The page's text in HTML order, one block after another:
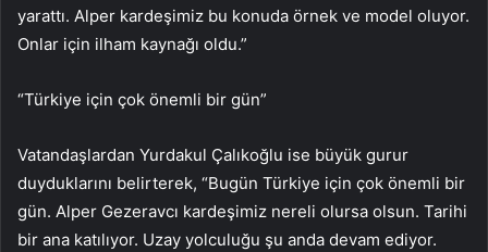
yarattı. Alper kardeşimiz bu konuda örnek ve model oluyor.
Onlar için ilham kaynağı oldu.”
“Türkiye için çok önemli bir gün”
Vatandaşlardan Yurdakul Çalıkoğlu ise büyük gurur
duyduklarını belirterek, “Bugün Türkiye için çok önemli bir
gün. Alper Gezeravcı kardeşimiz nereli olursa olsun. Tarihi
bir ana katılıyor. Uzay yolculuğu şu anda devam ediyor.